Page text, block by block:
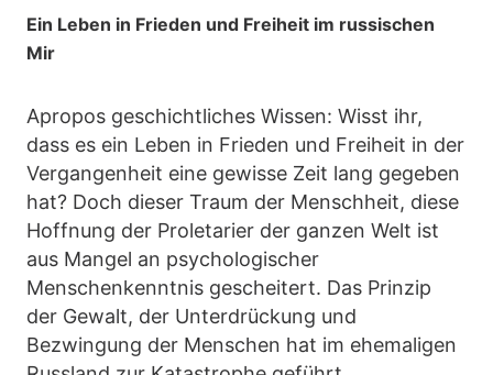
Ein Leben in Frieden und Freiheit im russischen
Mir
Apropos geschichtliches Wissen: Wisst ihr,
dass es ein Leben in Frieden und Freiheit in der
Vergangenheit eine gewisse Zeit lang gegeben
hat? Doch dieser Traum der Menschheit, diese
Hoffnung der Proletarier der ganzen Welt ist
aus Mangel an psychologischer
Menschenkenntnis gescheitert. Das Prinzip
der Gewalt, der Unterdrückung und
Bezwingung der Menschen hat im ehemaligen